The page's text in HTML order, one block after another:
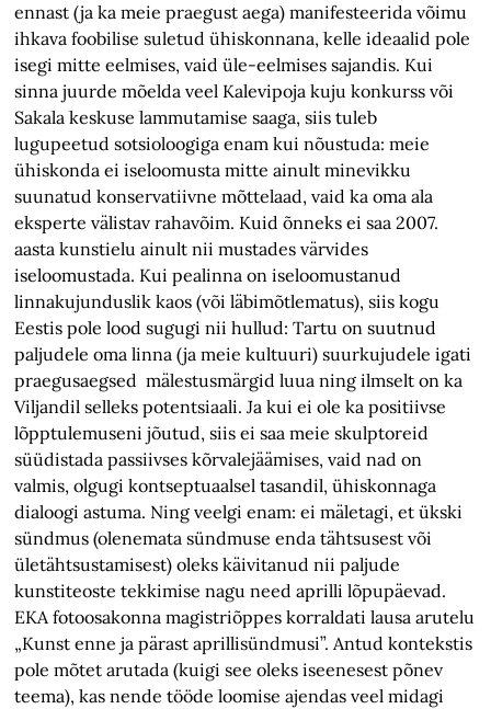
ennast (ja ka meie praegust aega) manifesteerida võimu
ihkava foobilise suletud ühiskonnana, kelle ideaalid pole
isegi mitte eelmises, vaid üle-eelmises sajandis. Kui
sinna juurde mõelda veel Kalevipoja kuju konkurss või
Sakala keskuse lammutamise saaga, siis tuleb
lugupeetud sotsioloogiga enam kui nõustuda: meie
ühiskonda ei iseloomusta mitte ainult minevikku
suunatud konservatiivne mõttelaad, vaid ka oma ala
eksperte välistav rahavõim. Kuid õnneks ei saa 2007.
aasta kunstielu ainult nii mustades värvides
iseloomustada. Kui pealinna on iseloomustanud
linnakujunduslik kaos (või läbimõtlematus), siis kogu
Eestis pole lood sugugi nii hullud: Tartu on suutnud
paljudele oma linna (ja meie kultuuri) suurkujudele igati
praegusaegsed mälestusmärgid luua ning ilmselt on ka
Viljandil selleks potentsiaali. Ja kui ei ole ka positiivse
lõpptulemuseni jõutud, siis ei saa meie skulptoreid
süüdistada passiivses kõrvalejäämises, vaid nad on
valmis, olgugi kontseptuaalsel tasandil, ühiskonnaga
dialoogi astuma. Ning veelgi enam: ei mäletagi, et ükski
sündmus (olenemata sündmuse enda tähtsusest või
ületähtsustamisest) oleks käivitanud nii paljude
kunstiteoste tekkimise nagu need aprilli lõpupäevad.
EKA fotoosakonna magistriõppes korraldati lausa arutelu
„Kunst enne ja pärast aprillisündmusi”. Antud kontekstis
pole mõtet arutada (kuigi see oleks iseenesest põnev
teema), kas nende tööde loomise ajendas veel midagi